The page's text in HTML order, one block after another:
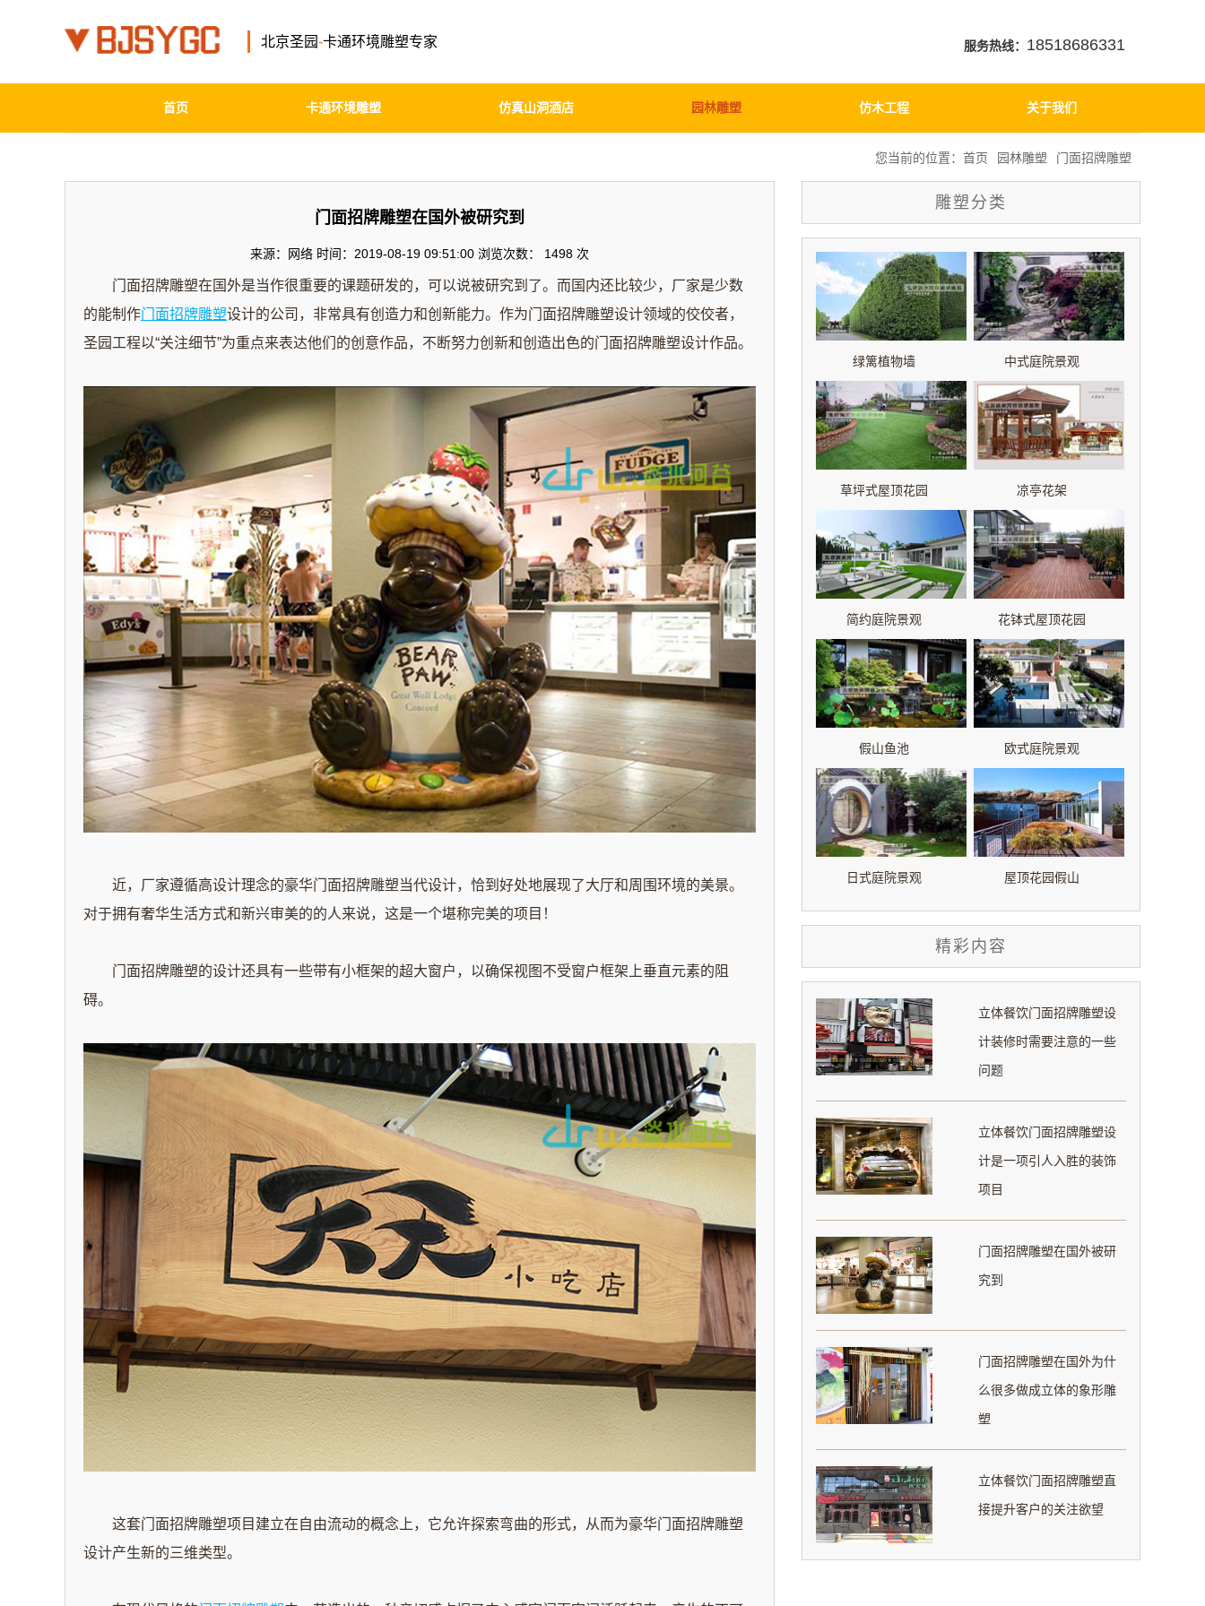
北京圣园-卡通环境雕塑专家 服务热线： 18518686331
首页 卡通环境雕塑 仿真山洞酒店 园林雕塑 仿木工程 关于我们
您当前的位置： 首页 园林雕塑 门面招牌雕塑
门面招牌雕塑在国外被研究到
来源：网络 时间：2019-08-19 09:51:00 浏览次数： 1498 次
门面招牌雕塑在国外是当作很重要的课题研发的，可以说被研究到了。而国内还比较少， 厂家是少数
的能制作门面招牌雕塑设计的公司，非常具有创造力和创新能力。作为门面招牌雕塑设计领域的佼佼者，
圣园工程以“关注细节”为重点来表达他们的创意作品，不断努力创新和创造出色的门面招牌雕塑设计作品。
近， 厂家遵循高设计理念的豪华门面招牌雕塑当代设计，恰到好处地展现了大厅和周围环境的美景。
对于拥有奢华生活方式和新兴审美的的人来说，这是一个堪称完美的项目！
门面招牌雕塑的设计还具有一些带有小框架的超大窗户，以确保视图不受窗户框架上垂直元素的阻
碍。
这套门面招牌雕塑项目建立在自由流动的概念上，它允许探索弯曲的形式，从而为豪华门面招牌雕塑
设计产生新的三维类型。
雕塑分类
绿篱植物墙 中式庭院景观
草坪式屋顶花园 凉亭花架
简约庭院景观 花钵式屋顶花园
假山鱼池 欧式庭院景观
日式庭院景观 屋顶花园假山
精彩内容
立体餐饮门面招牌雕塑设
计装修时需要注意的一些
问题
立体餐饮门面招牌雕塑设
计是一项引人入胜的装饰
项目
门面招牌雕塑在国外被研
究到
门面招牌雕塑在国外为什
么很多做成立体的象形雕
塑
立体餐饮门面招牌雕塑直
接提升客户的关注欲望